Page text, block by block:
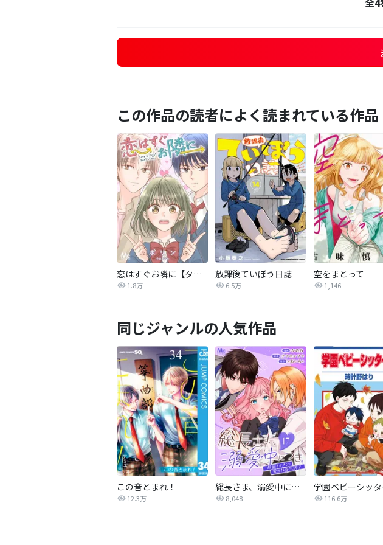
この作品の読者によく読まれている作品
恋はすぐお隣に【タテヨミ】
1.8万
放課後ていぼう日誌
6.5万
空をまとって
1,146
同じジャンルの人気作品
この音とまれ！
12.3万
総長さま、溺愛中につき。～最強イケメンと愛され寮生活！？～ 分冊版
8,048
学園ベビーシッ
116.6万